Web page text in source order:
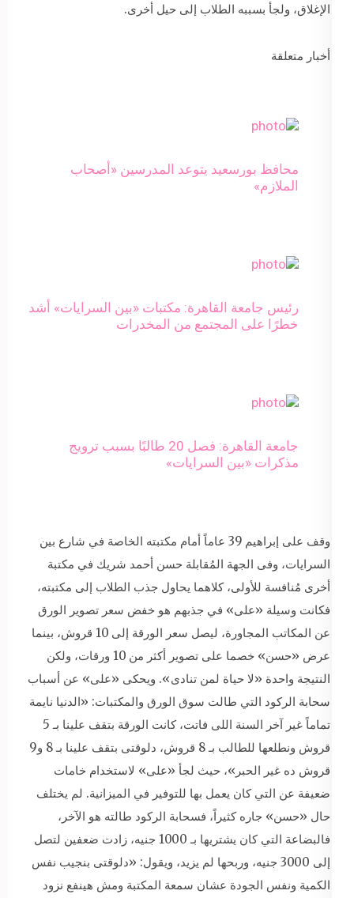
الإغلاق، ولجأ بسببه الطلاب إلى حيل أخرى.
أخبار متعلقة
محافظ بورسعيد يتوعد المدرسين «أصحاب
الملازم»
رئيس جامعة القاهرة: مكتبات «بين السرايات» أشد
خطرًا على المجتمع من المخدرات
جامعة القاهرة: فصل 20 طالبًا بسبب ترويج
مذكرات «بين السرايات»
وقف على إبراهيم 39 عاماً أمام مكتبته الخاصة في شارع بين
السرايات، وفى الجهة المُقابلة حسن أحمد شريك في مكتبة
أخرى مُنافسة للأولى، كلاهما يحاول جذب الطلاب إلى مكتبته،
فكانت وسيلة «على» في جذبهم هو خفض سعر تصوير الورق
عن المكاتب المجاورة، ليصل سعر الورقة إلى 10 قروش، بينما
عرض «حسن» خصما على تصوير أكثر من 10 ورقات، ولكن
النتيجة واحدة «لا حياة لمن تنادى». ويحكى «على» عن أسباب
سحابة الركود التي طالت سوق الورق والمكتبات: «الدنيا نايمة
تماماً غير آخر السنة اللى فاتت، كانت الورقة بتقف علينا بـ 5
قروش ونطلعها للطالب بـ 8 قروش، دلوقتى بتقف علينا بـ 8 و9
قروش ده غير الحبر»، حيث لجأ «على» لاستخدام خامات
ضعيفة عن التي كان يعمل بها للتوفير في الميزانية. لم يختلف
حال «حسن» جاره كثيراً، فسحابة الركود طالته هو الآخر،
فالبضاعة التي كان يشتريها بـ 1000 جنيه، زادت ضعفين لتصل
إلى 3000 جنيه، وربحها لم يزيد، ويقول: «دلوقتى بنجيب نفس
الكمية ونفس الجودة عشان سمعة المكتبة ومش هينفع نزود